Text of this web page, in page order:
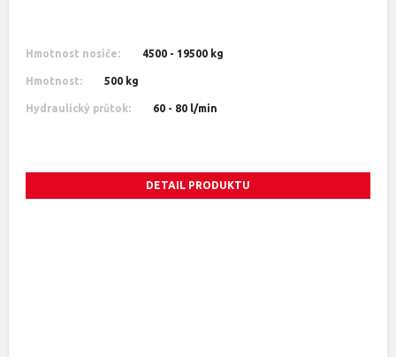
Hmotnost nosiče: 4500 - 19500 kg
Hmotnost: 500 kg
Hydraulický průtok: 60 - 80 l/min
DETAIL PRODUKTU